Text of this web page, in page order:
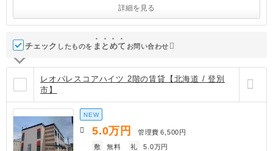
詳細を見る
チェック したものを ま と めて お問い合わせ
レオパレスコアハイツ 2階の賃貸【北海道 / 登別
市】
NEW
5.0万円 管理費 6,500円
敷
無料 礼 5.0万円